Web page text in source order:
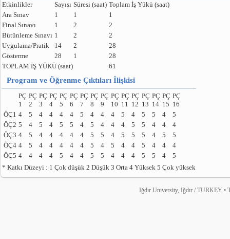
Etkinlikler Sayısı Süresi (saat) Toplam İş Yükü (saat)
Ara Sınav
1 1
1
Final Sınavı
1 2
2
Bütünleme Sınavı 1 2
2
Uygulama/Pratik
14 2
28
Gösterme
28 1
28
TOPLAM İŞ YÜKÜ (saat)
61
Program ve Öğrenme Çıktıları İlişkisi
PÇ
1
PÇ
2
PÇ
3
PÇ
4
PÇ
5
PÇ
6
PÇ
7
PÇ
8
PÇ
9
PÇ
10
PÇ
11
PÇ
12
PÇ
13
PÇ
14
PÇ
15
PÇ
16
ÖÇ1 4 5 4 4 4 4 5 4 4 4 5 4 5 5 4
5
ÖÇ2 5 4 5 4 5 5 4 5 4 4 4 5 5 4 4
4
ÖÇ3 4 5 4 4 4 4 4 5 5 4 5 5 5 4 5
5
ÖÇ4 4 5 4 4 4 4 4 5 4 5 4 4 5 4 4
4
ÖÇ5 4 4 4 4 5 4 4 5 5 4 4 4 5 5 4
5
* Katkı Düzeyi : 1 Çok düşük 2 Düşük 3 Orta 4 Yüksek 5 Çok yüksek
Iğdır University, Iğdır / TURKEY •